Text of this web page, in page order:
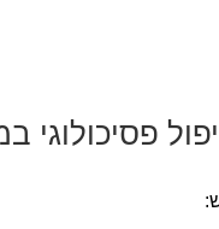
פסיכולוגי